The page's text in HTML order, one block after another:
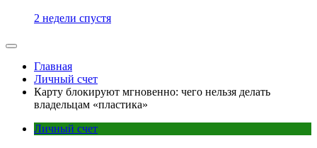
2 недели спустя
Главная
Личный счет
Карту блокируют мгновенно: чего нельзя делать
владельцам «пластика»
Личный счет